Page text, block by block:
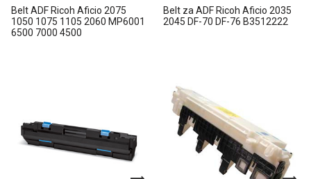
Belt ADF Ricoh Aficio 2075
1050 1075 1105 2060 MP6001
6500 7000 4500
Belt za ADF Ricoh Aficio 2035
2045 DF-70 DF-76 B3512222